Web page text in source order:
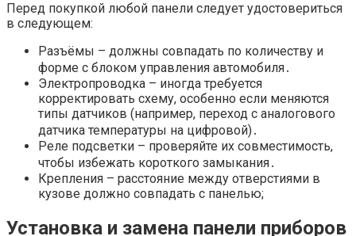
Перед покупкой любой панели следует удостовериться
в следующем:
Разъёмы – должны совпадать по количеству и
форме с блоком управления автомобиля․
Электропроводка – иногда требуется
корректировать схему, особенно если меняются
типы датчиков (например, переход с аналогового
датчика температуры на цифровой)․
Реле подсветки – проверяйте их совместимость,
чтобы избежать короткого замыкания․
Крепления – расстояние между отверстиями в
кузове должно совпадать с панелью;
Установка и замена панели приборов